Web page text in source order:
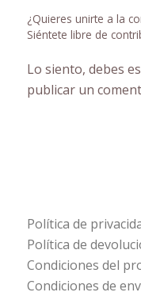
¿Quieres unirte a la
Siéntete libre de
Lo siento, debes
publicar un
Política de
Política de
Condiciones del
Condiciones de